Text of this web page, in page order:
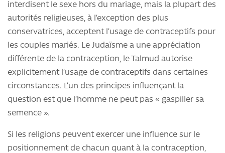
interdisent le sexe hors du mariage, mais la plupart des
autorités religieuses, à l’exception des plus
conservatrices, acceptent l’usage de contraceptifs pour
les couples mariés. Le Judaïsme a une appréciation
différente de la contraception, le Talmud autorise
explicitement l’usage de contraceptifs dans certaines
circonstances. L’un des principes influençant la
question est que l’homme ne peut pas « gaspiller sa
semence ».
Si les religions peuvent exercer une influence sur le
positionnement de chacun quant à la contraception,